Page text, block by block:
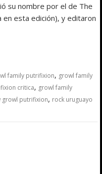
su nombre por el de The
esta edición), y editaron
family putrifixion, growl family
critica, growl family
growl putrifixion, rock uruguayo